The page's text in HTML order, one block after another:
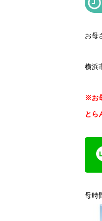
お母
横浜
※お
とら
母時